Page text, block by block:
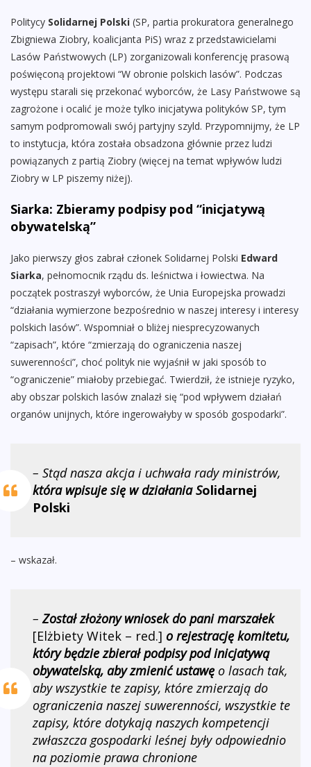
Politycy Solidarnej Polski (SP, partia prokuratora generalnego
Zbigniewa Ziobry, koalicjanta PiS) wraz z przedstawicielami
Lasów Państwowych (LP) zorganizowali konferencję prasową
poświęconą projektowi “W obronie polskich lasów”. Podczas
występu starali się przekonać wyborców, że Lasy Państwowe są
zagrożone i ocalić je może tylko inicjatywa polityków SP, tym
samym podpromowali swój partyjny szyld. Przypomnijmy, że LP
to instytucja, która została obsadzona głównie przez ludzi
powiązanych z partią Ziobry (więcej na temat wpływów ludzi
Ziobry w LP piszemy niżej).
Siarka: Zbieramy podpisy pod “inicjatywą
obywatelską”
Jako pierwszy głos zabrał członek Solidarnej Polski Edward
Siarka, pełnomocnik rządu ds. leśnictwa i łowiectwa. Na
początek postraszył wyborców, że Unia Europejska prowadzi
“działania wymierzone bezpośrednio w naszej interesy i interesy
polskich lasów”. Wspomniał o bliżej niesprecyzowanych
“zapisach”, które “zmierzają do ograniczenia naszej
suwerenności”, choć polityk nie wyjaśnił w jaki sposób to
“ograniczenie” miałoby przebiegać. Twierdził, że istnieje ryzyko,
aby obszar polskich lasów znalazł się “pod wpływem działań
organów unijnych, które ingerowałyby w sposób gospodarki”.
– Stąd nasza akcja i uchwała rady ministrów,
która wpisuje się w działania Solidarnej
Polski
– wskazał.
–Został złożony wniosek do pani marszałek
[Elżbiety Witek – red.] o rejestrację komitetu,
który będzie zbierał podpisy pod inicjatywą
obywatelską, aby zmienić ustawę o lasach tak,
aby wszystkie te zapisy, które zmierzają do
ograniczenia naszej suwerenności, wszystkie te
zapisy, które dotykają naszych kompetencji
zwłaszcza gospodarki leśnej były odpowiednio
na poziomie prawa chronione